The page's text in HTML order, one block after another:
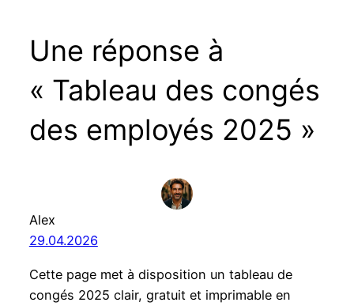
Une réponse à
« Tableau des congés
des employés 2025 »
Alex
29.04.2026
Cette page met à disposition un tableau de
congés 2025 clair, gratuit et imprimable en